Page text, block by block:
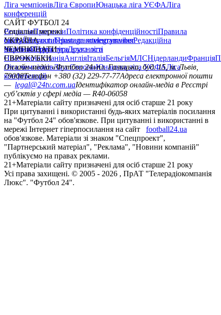
Ліга чемпіонівЛіга ЄвропиЮнацька ліга УЄФАЛіга
конференцій
САЙТ ФУТБОЛ 24
РедакціяПрогнозиПолітика конфіденційностіПравила
сайтуКонтактиПравила коментуванняРедакційна
політикаСтруктура власності
Соціальні мережі
facebookxyoutubeinstagramtelegramviber
УКРАЇНА
УкраїнаПерша лігаДруга ліга
ЧЕМПІОНАТИ
НімеччинаІспаніяАнгліяІталіяБельгіяМЛСНідерландиФранція
ЄВРОКУБКИ
Ліга чемпіонівЛіга ЄвропиЮнацька ліга УЄФАЛіга
конференцій
Онлайн-медіа «Футбол 24»пл. Галицька, буд. 15, м. Львів,
79008Телефон +380 (32) 229-77-77Адреса електронної пошти
— legal@24tv.com.uaІдентифікатор онлайн-медіа в Реєстрі
суб’єктів у сфері медіа — R40-06058
21+Матеріали сайту призначені для осіб старше 21 року
При цитуванні і використанні будь-яких матеріалів посилання
на "Футбол 24" обов'язкове. При цитуванні і використанні в
мережі Інтернет гіперпосилання на сайт
football24.ua
обов'язкове. Матеріали зі знаком "Спецпроект",
"Партнерський матеріал", "Реклама", "Новини компаній"
публікуємо на правах реклами.
21+Матеріали сайту призначені для осіб старше 21 року
Усi права захищенi. © 2005 - 2026 , ПрАТ "Телерадіокомпанія
Люкс". "Футбол 24".